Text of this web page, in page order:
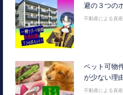
避の３つの
不動産による資
ペット可物
が少ない理
不動産による資